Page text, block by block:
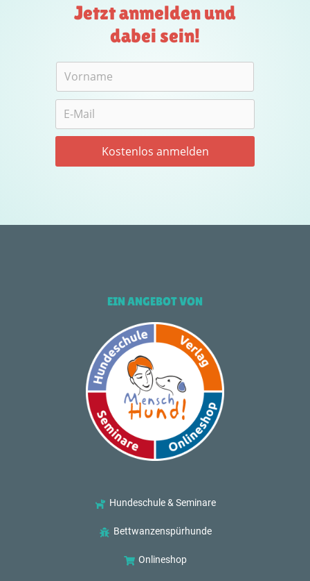
Jetzt anmelden und
dabei sein!
EIN ANGEBOT VON
Hundeschule & Seminare
Bettwanzenspürhunde
Onlineshop